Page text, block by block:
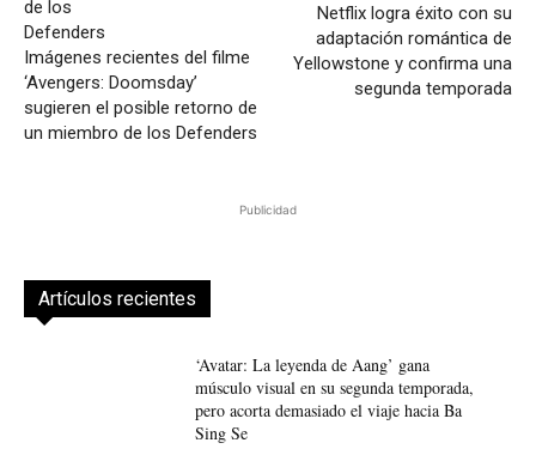
Imágenes recientes del filme
‘Avengers: Doomsday’
sugieren el posible retorno de
un miembro de los Defenders
Netflix logra éxito con su
adaptación romántica de
Yellowstone y confirma una
segunda temporada
Publicidad
Artículos recientes
‘Avatar: La leyenda de Aang’ gana
músculo visual en su segunda temporada,
pero acorta demasiado el viaje hacia Ba
Sing Se